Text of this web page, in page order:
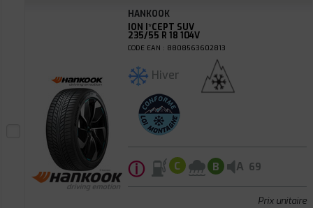
HANKOOK
ION I*CEPT SUV
235/55 R 18 104V
CODE EAN : 8808563602813
Hiver
ⓘ C B A 69
Prix unitaire